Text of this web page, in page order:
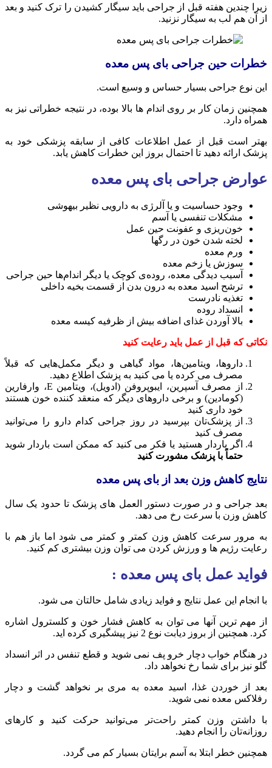
زیرا چندین هفته قبل از جراحی باید سیگار کشیدن را ترک کنید و بعد
از آن هم لب به سیگار نزنید.
خطرات حین جراحی بای پس معده
این نوع جراحی بسیار حساس و وسیع است.
همچنین زمان کار بر روی اندام ها بالا بوده، در نتیجه خطراتی نیز به
همراه دارد.
بهتر است قبل از عمل اطلاعات کافی از سابقه پزشکی خود به
پزشک ارائه دهید تا احتمال بروز این خطرات کاهش یابد.
عوارض جراحی بای پس معده
وجود حساسیت و یا آلرژی به دارویی نظیر بیهوشی
مشکلات تنفسی یا آسم
خون‌ریزی و عفونت حین عمل
لخته شدن خون در رگها
ورم معده
سوزش یا زخم معده
آسیب دیدگی معده، روده‌ی کوچک یا دیگر اندام‌ها حین جراحی
ترشح اسید معده به درون بدن از قسمت بخیه داخلی
تغذیه نادرست
انسداد روده
بالا آوردن غذای اضافه بیش از ظرفیه کیسه معده
نکاتی که قبل از عمل باید رعایت کنید
دارو‌ها، ویتامین‌ها، مواد گیاهی و دیگر مکمل‌هایی که قبلاً
مصرف می کرده یا می کنید به پزشک اطلاع دهید.
از مصرف آسپرین، ایبوپروفن (ادویل)، ویتامین E، وارفارین
(کومادین) و برخی دارو‌های دیگر که منعقد کننده خون هستند
خود داری کنید
از پزشک‌تان بپرسید در روز جراحی کدام دارو را می‌توانید
مصرف کنید
اگر باردار هستید یا فکر می کنید که ممکن است باردار شوید
حتماً با پزشک مشورت کنید
نتایج کاهش وزن بعد از بای پس معده
بعد جراحی و در صورت دستور العمل های پزشک تا حدود یک سال
کاهش وزن با سرعت رخ می دهد.
به مرور سرعت کاهش وزن کمتر و کمتر می شود اما باز هم با
رعایت رژیم ها و ورزش کردن می توان وزن بیشتری کم کنید.
فواید عمل بای پس معده :
با انجام این عمل نتایج و فواید زیادی شامل حالتان می شود.
از مهم ترین آنها می توان به کاهش فشار خون و کلسترول اشاره
کرد. همچنین از بروز دیابت نوع 2 نیز پیشگیری کرده اید.
در هنگام خواب دچار خرو پف نمی شوید و قطع تنفس در اثر انسداد
گلو نیز برای شما رخ نخواهد داد.
بعد از خوردن غذا، اسید معده به مری بر نخواهد گشت و دچار
رفلاکس معده نمی شوید.
با داشتن وزن کمتر راحت‌تر می‌توانید حرکت کنید و کارهای
روزانه‌تان را انجام دهید.
همچنین خطر ابتلا به آسم برایتان بسیار کم می گردد.